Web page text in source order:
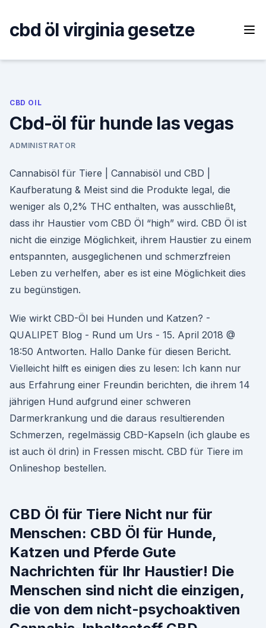
content
cbd öl virginia gesetze
CBD OIL
Cbd-öl für hunde las vegas
ADMINISTRATOR
Cannabisöl für Tiere | Cannabisöl und CBD |
Kaufberatung & Meist sind die Produkte legal, die
weniger als 0,2% THC enthalten, was ausschließt,
dass ihr Haustier vom CBD Öl “high” wird. CBD Öl ist
nicht die einzige Möglichkeit, ihrem Haustier zu einem
entspannten, ausgeglichenen und schmerzfreien
Leben zu verhelfen, aber es ist eine Möglichkeit dies
zu begünstigen.
Wie wirkt CBD-Öl bei Hunden und Katzen? -
QUALIPET Blog - Rund um Urs - 15. April 2018 @
18:50 Antworten. Hallo Danke für diesen Bericht.
Vielleicht hilft es einigen dies zu lesen: Ich kann nur
aus Erfahrung einer Freundin berichten, die ihrem 14
jährigen Hund aufgrund einer schweren
Darmerkrankung und die daraus resultierenden
Schmerzen, regelmässig CBD-Kapseln (ich glaube es
ist auch öl drin) in Fressen mischt. CBD für Tiere im
Onlineshop bestellen.
CBD Öl für Tiere Nicht nur für
Menschen: CBD Öl für Hunde,
Katzen und Pferde Gute
Nachrichten für Ihr Haustier! Die
Menschen sind nicht die einzigen,
die von dem nicht-psychoaktiven